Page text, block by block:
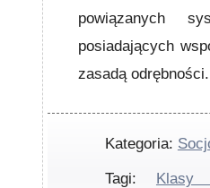
powiązanych
posiadających
zasadą
Kategoria:
Tagi: Klasy